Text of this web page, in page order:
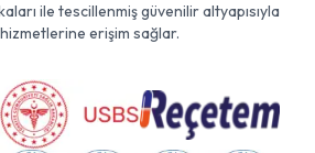
ile tescillenmiş güvenilir altyapısıyla
hizmetlerine erişim sağlar.